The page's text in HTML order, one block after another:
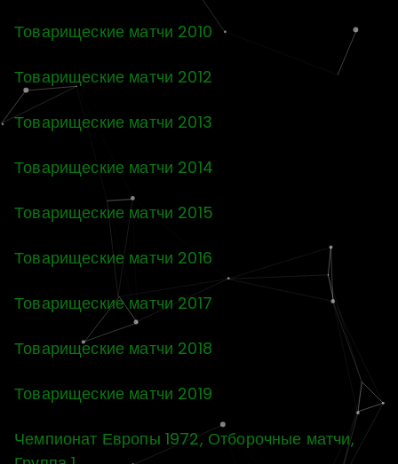
Товарищеские матчи 2010
Товарищеские матчи 2012
Товарищеские матчи 2013
Товарищеские матчи 2014
Товарищеские матчи 2015
Товарищеские матчи 2016
Товарищеские матчи 2017
Товарищеские матчи 2018
Товарищеские матчи 2019
Чемпионат Европы 1972, Отборочные матчи,